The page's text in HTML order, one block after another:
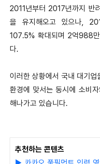
2011년부터 2017년까지 반
을 유지해오고 있으나,
107.5% 확대되며 2억988
다.
이러한 상황에서 국내 대기
환경에 맞서는 동시에 소비
해나가고 있습니다.
추천하는 콘텐츠